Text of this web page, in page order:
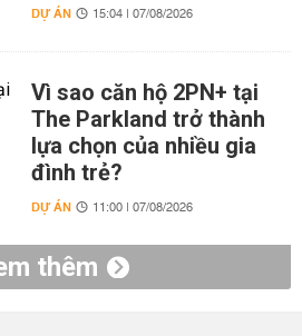
DỰ ÁN 15:04 | 07/08/2026
Vì sao căn hộ 2PN+ tại
The Parkland trở thành
lựa chọn của nhiều gia
đình trẻ?
DỰ ÁN 11:00 | 07/08/2026
thêm